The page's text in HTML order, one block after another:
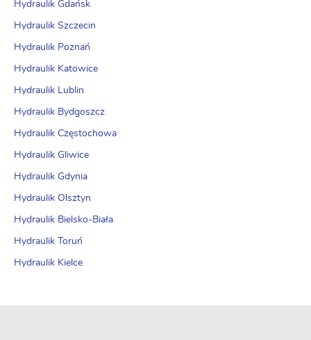
Hydraulik Gdańsk
Hydraulik Szczecin
Hydraulik Poznań
Hydraulik Katowice
Hydraulik Lublin
Hydraulik Bydgoszcz
Hydraulik Częstochowa
Hydraulik Gliwice
Hydraulik Gdynia
Hydraulik Olsztyn
Hydraulik Bielsko-Biała
Hydraulik Toruń
Hydraulik Kielce